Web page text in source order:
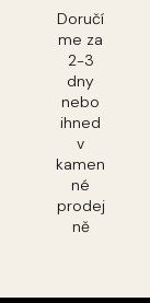
Doručí
me za
2-3
dny
nebo
ihned
v
kamen
né
prodej
ně